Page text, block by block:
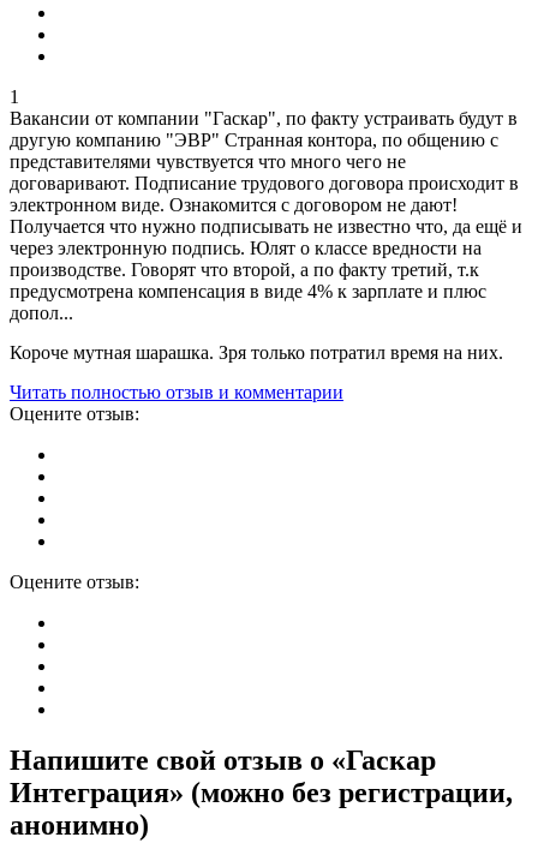
1
Вакансии от компании "Гаскар", по факту устраивать будут в
другую компанию "ЭВР" Странная контора, по общению с
представителями чувствуется что много чего не
договаривают. Подписание трудового договора происходит в
электронном виде. Ознакомится с договором не дают!
Получается что нужно подписывать не известно что, да ещё и
через электронную подпись. Юлят о классе вредности на
производстве. Говорят что второй, а по факту третий, т.к
предусмотрена компенсация в виде 4% к зарплате и плюс
допол...
Короче мутная шарашка. Зря только потратил время на них.
Читать полностью отзыв и комментарии
Оцените отзыв:
Оцените отзыв:
Напишите свой отзыв о «Гаскар
Интеграция» (можно без регистрации,
анонимно)